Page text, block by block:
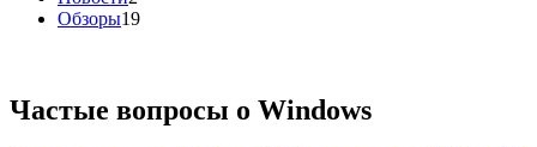
Обзоры19
Частые вопросы о Windows